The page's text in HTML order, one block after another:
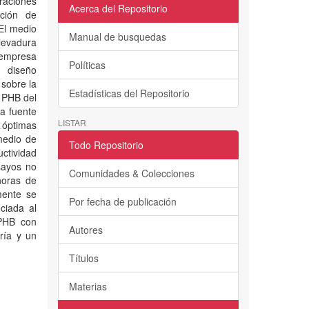
de
medio
la
del
fuente
de
no
de
se
al
con
y un
Acerca del Repositorio
Manual de busquedas
Políticas
Estadísticas del Repositorio
LISTAR
Todo Repositorio
Comunidades & Colecciones
Por fecha de publicación
Autores
Títulos
Materias